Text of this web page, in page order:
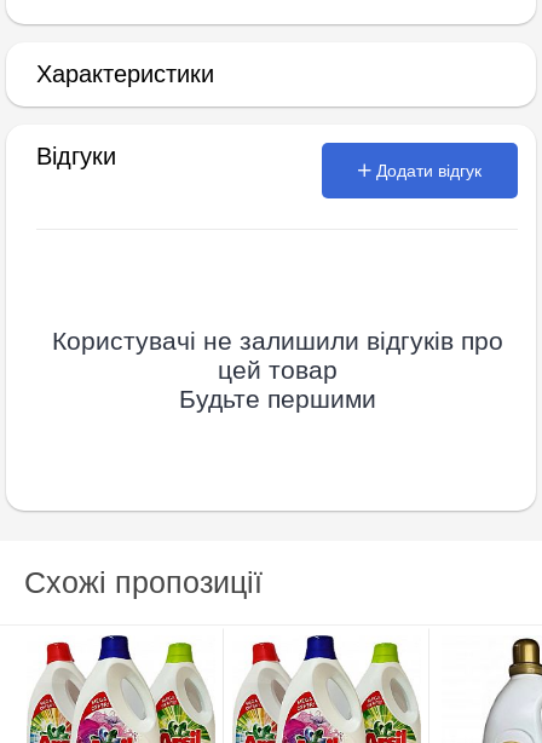
Характеристики
Відгуки
Додати відгук
Користувачі не залишили відгуків про
цей товар
Будьте першими
Схожі пропозиції